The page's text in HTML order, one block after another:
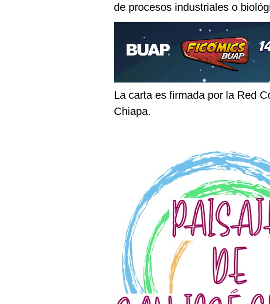
de procesos industriales o
La carta es firmada por la Red
Chiapa.